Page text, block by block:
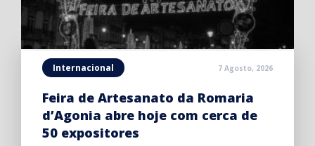
Internacional 7 Agosto, 2026
Feira de Artesanato da Romaria
d’Agonia abre hoje com cerca de
50 expositores